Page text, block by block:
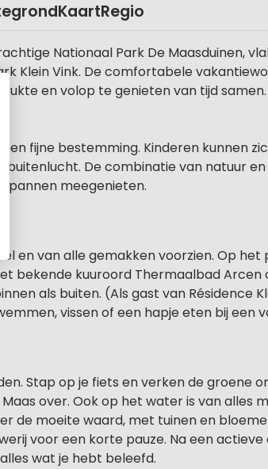
KaartRegio
Nationaal Park De Maasduinen,
Klein Vink. De comfortabele
en volop te genieten van tijd
fijne bestemming. Kinderen kunnen
De combinatie van natuur
meegenieten.
en van alle gemakken voorzien. Op het
bekende kuuroord Thermaalbad
als buiten. (Als gast van Résidence
vissen of een hapje eten bij een
Stap op je fiets en verken de groene
over. Ook op het water is van alles
de moeite waard, met tuinen en
voor een korte pauze. Na een
wat je hebt beleefd.